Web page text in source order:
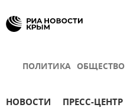
ПОЛИТИКА ОБЩЕСТВО
НОВОСТИ ПРЕСС-ЦЕНТР